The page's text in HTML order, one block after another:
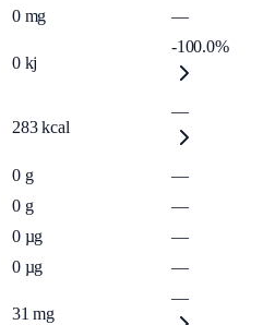
0 mg —
0 kj
-100.0%
283 kcal
—
0 g
—
0 g
—
0 µg
—
0 µg —
31 mg
—